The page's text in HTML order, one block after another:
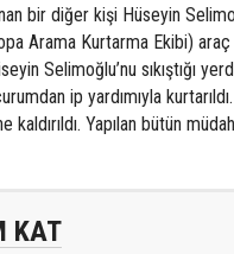
bir diğer kişi Hüseyin
Arama Kurtarma Ekibi)
Selimoğlu’nu sıkıştığı
ip yardımıyla
kaldırıldı. Yapılan bütün
KAT